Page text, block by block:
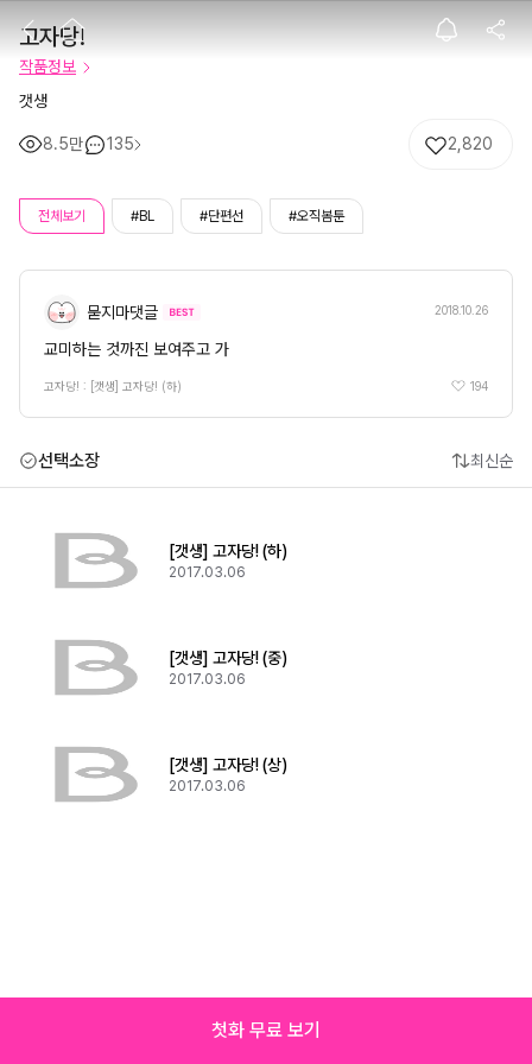
고자당!
고자당!
작품정보
갯생
8.5만 135 2,820
전체보기 #BL #단편선 #오직봄툰
묻지마댓글 2018.10.26
교미하는 것까진 보여주고 가
고자당! : [갯생] 고자당! (하) 194
선택소장 최신순
[갯생] 고자당! (하)
2017.03.06
[갯생] 고자당! (중)
2017.03.06
[갯생] 고자당! (상)
2017.03.06
첫화 무료 보기